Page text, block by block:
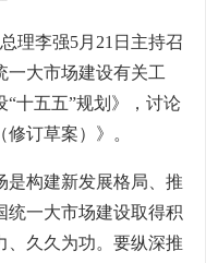
理李强5月21日主持召
一大市场建设有关工
十五五”规划》，讨论
订草案）》。
是构建新发展格局、推
统一大市场建设取得积
、久久为功。要纵深推